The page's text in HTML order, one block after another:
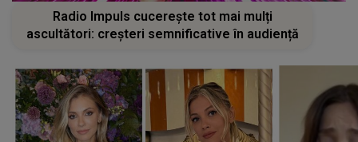
Radio Impuls cucerește tot mai mulți
ascultători: creșteri semnificative în audiență